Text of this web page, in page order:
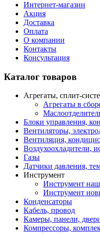
Интернет-магазин
Акция
Доставка
Оплата
О компании
Контакты
Консультация
Каталог товаров
Агрегаты, сплит-
Агрегаты в
Блоки управления,
Вентиляторы,
Вентиляция,
Воздухоохладители,
Газы
Датчики давления,
Инструмент
Инструмент наш
Инструмент
Конденсаторы
Кабель, провод
Камеры, панели,
Компрессоры,